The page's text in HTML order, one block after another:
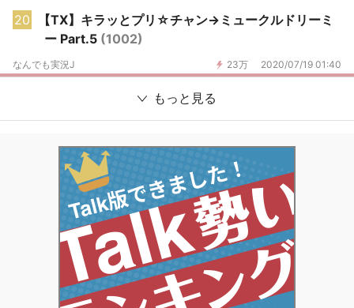
20
【TX】キラッとプリ☆チャン→ミュークルドリーミ
ー Part.5 (1002)
23万 2020/07/19 01:40
なんでも実況J
もっと見る